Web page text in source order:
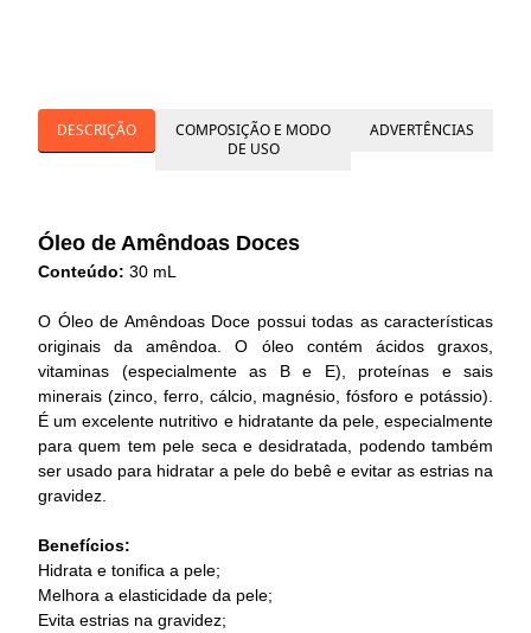
ADVERTÊNCIAS
COMPOSIÇÃO E MODO
DE USO
DESCRIÇÃO
Óleo de Amêndoas Doces
Conteúdo: 30 mL
O Óleo de Amêndoas Doce possui todas as características
originais da amêndoa. O óleo contém ácidos graxos,
vitaminas (especialmente as B e E), proteínas e sais
minerais (zinco, ferro, cálcio, magnésio, fósforo e potássio).
É um excelente nutritivo e hidratante da pele, especialmente
para quem tem pele seca e desidratada, podendo também
ser usado para hidratar a pele do bebê e evitar as estrias na
gravidez.
Benefícios:
Hidrata e tonifica a pele;
Melhora a elasticidade da pele;
Evita estrias na gravidez;